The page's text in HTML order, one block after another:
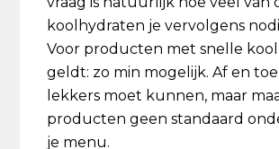
koolhydraten je vervolgens
Voor producten met snelle
geldt: zo min mogelijk. Af en
lekkers moet kunnen, maar
producten geen standaard
je menu.